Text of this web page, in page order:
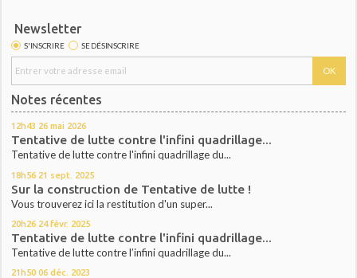
Newsletter
S'INSCRIRE SE DÉSINSCRIRE
Notes récentes
12h43 26 mai 2026
Tentative de lutte contre l'infini quadrillage...
Tentative de lutte contre l'infini quadrillage du...
18h56 21 sept. 2025
Sur la construction de Tentative de lutte !
Vous trouverez ici la restitution d'un super...
20h26 24 févr. 2025
Tentative de lutte contre l'infini quadrillage...
Tentative de lutte contre l’infini quadrillage du...
21h50 06 déc. 2023